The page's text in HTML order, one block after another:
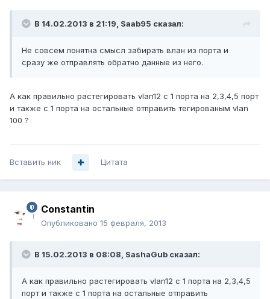
В 14.02.2013 в 21:19, Saab95 сказал:
Не совсем понятна смысл забирать влан из порта и
сразу же отправлять обратно данные из него.
А как правильно растегировать vlan12 с 1 порта на 2,3,4,5 порт
и также с 1 порта на остальные отправить тегированым vlan
100 ?
Вставить ник Цитата
Constantin
Опубликовано 15 февраля, 2013
В 15.02.2013 в 08:08, SashaGub сказал:
А как правильно растегировать vlan12 с 1 порта на 2,3,4,5
порт и также с 1 порта на остальные отправить